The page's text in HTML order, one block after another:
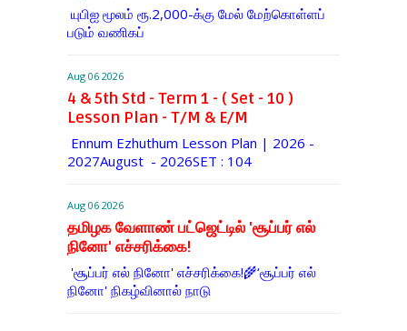
யுபிஐ மூலம் ரூ.2,000-க்கு மேல் மேற்​கொள்​ளப்​
படும் வணி​கப்
Aug 06 2026
4 & 5th Std - Term 1 - ( Set - 10 )
Lesson Plan - T/M & E/M
Ennum Ezhuthum Lesson Plan | 2026 -
2027August - 2026SET : 104
Aug 06 2026
தமிழக வேளாண் பட்ஜெட்டில் 'சூப்பர் எல்
நினோ' எச்சரிக்கை!
'சூப்பர் எல் நினோ' எச்சரிக்கை!🌾‘சூப்பர் எல்
நினோ' நிகழ்வினால் நாடு